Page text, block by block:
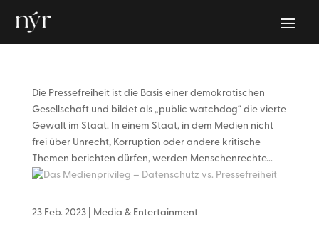
23 Feb. 2023| Media & Entertainment
Die Pressefreiheit ist die Basis einer demokratischen
Gesellschaft und bildet als „public watchdog“ die vierte
Gewalt im Staat. In einem Staat, in dem Medien nicht
frei über Unrecht, Korruption oder andere kritische
Themen berichten dürfen, werden Menschenrechte...